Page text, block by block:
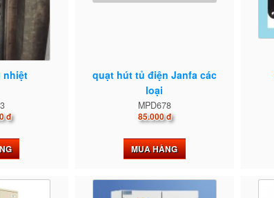
nhiệt
đ
quạt hút tủ điện Janfa các
loại
MPD678
85.000 đ
MUA HÀNG